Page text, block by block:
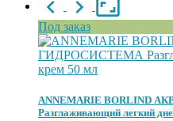
Под заказ
ANNEMARIE BORLIND
Разглаживающий легкий